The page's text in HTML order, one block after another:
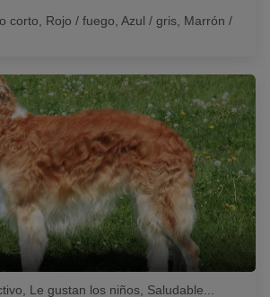
corto, Rojo / fuego, Azul / gris, Marrón /
Le gustan los niños, Saludable...